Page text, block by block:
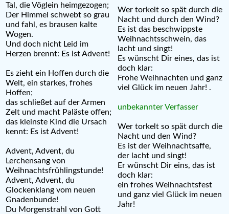
Tal, die Vöglein heimgezogen;
Der Himmel schwebt so grau
und fahl, es brausen kalte
Wogen.
Und doch nicht Leid im
Herzen brennt: Es ist Advent!
Es zieht ein Hoffen durch die
Welt, ein starkes, frohes
Hoffen;
das schließet auf der Armen
Zelt und macht Paläste offen;
das kleinste Kind die Ursach
kennt: Es ist Advent!
Advent, Advent, du
Lerchensang von
Weihnachtsfrühlingstunde!
Advent, Advent, du
Glockenklang vom neuen
Gnadenbunde!
Du Morgenstrahl von Gott
Wer torkelt so spät durch die
Nacht und durch den Wind?
Es ist das beschwippste
Weihnachtsschwein, das
lacht und singt!
Es wünscht Dir eines, das ist
doch klar:
Frohe Weihnachten und ganz
viel Glück im neuen Jahr! .
unbekannter Verfasser
Wer torkelt so spät durch die
Nacht und den Wind?
Es ist der Weihnachtsaffe,
der lacht und singt!
Er wünscht Dir eins, das ist
doch klar:
ein frohes Weihnachtsfest
und ganz viel Glück im neuen
Jahr!